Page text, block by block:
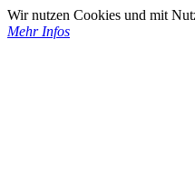
Wir nutzen Cookies und mit
Mehr Infos